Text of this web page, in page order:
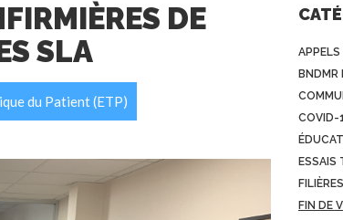
DE
SLA
du Patient (ETP)
APPELS
BNDMR
COVID-
ESSAIS
FIN DE